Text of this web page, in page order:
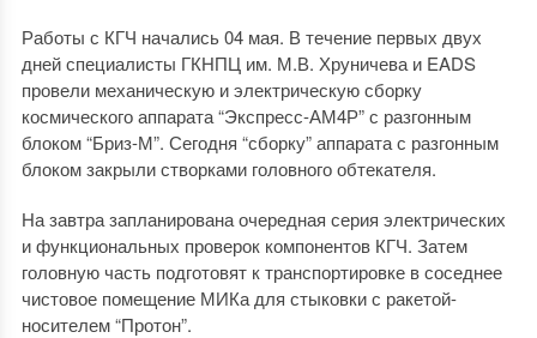
Работы с КГЧ начались 04 мая. В течение первых двух
дней специалисты ГКНПЦ им. М.В. Хруничева и EADS
провели механическую и электрическую сборку
космического аппарата “Экспресс-АМ4Р” с разгонным
блоком “Бриз-М”. Сегодня “сборку” аппарата с разгонным
блоком закрыли створками головного обтекателя.
На завтра запланирована очередная серия электрических
и функциональных проверок компонентов КГЧ. Затем
головную часть подготовят к транспортировке в соседнее
чистовое помещение МИКа для стыковки с ракетой-
носителем “Протон”.